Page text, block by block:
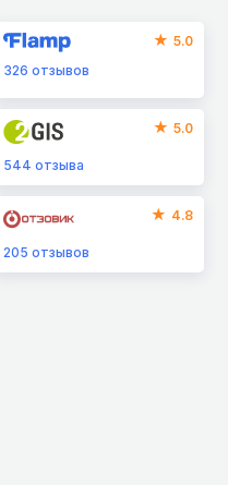
5.0
326отзывов
5.0
544отзыва
4.8
205отзывов